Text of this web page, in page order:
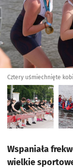
Cztery uśmiechnięte
Wspaniała
wielkie